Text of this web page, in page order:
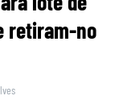
retiram-no